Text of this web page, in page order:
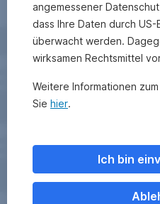
angemessener
dass Ihre Daten durch
überwacht werden.
wirksamen Rechtsmittel
Weitere Informationen
Sie hier.
Ich bin